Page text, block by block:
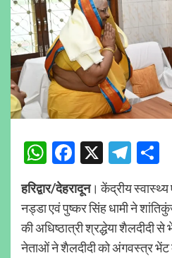
WhatsApp
Facebook
X
हरिद्वार/देहरादून। केंद्रीय स्वास्थ्य
नड्डा एवं पुष्कर सिंह धामी ने
की अधिष्ठात्री श्रद्धेया शैलदीदी से
नेताओं ने शैलदीदी को अंगवस्त्र भेंट